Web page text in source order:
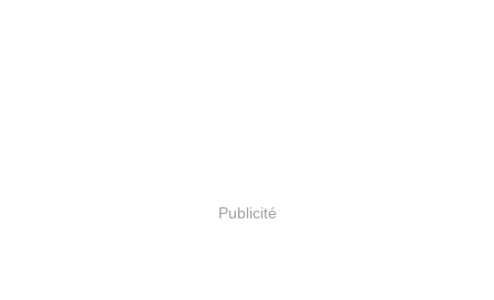
Publicité